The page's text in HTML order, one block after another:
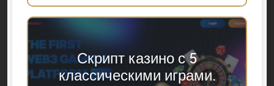
Скрипт казино с 5
классическими играми.